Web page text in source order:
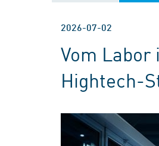
2026-07-02
Vom
Hightech-